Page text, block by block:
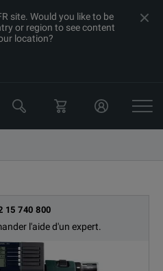
site. Would you like to be
or region to see content
location?
15 740 800
l'aide d'un expert.